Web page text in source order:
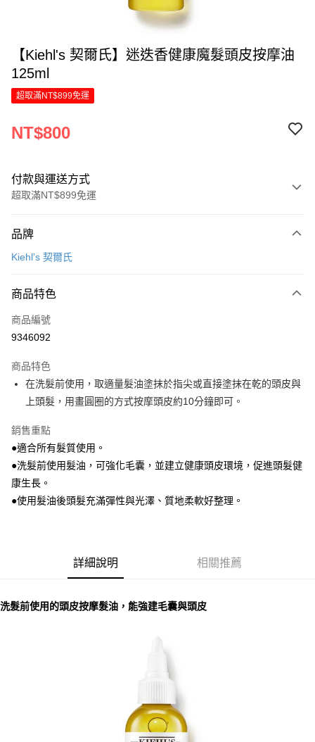
【Kiehl's 契爾氏】迷迭香健康魔髮頭皮按摩油
125ml
超取滿NT$899免運
NT$800
付款與運送方式
超取滿NT$899免運
信用卡一次付款
Apple Pay
街口支付
Google Pay
全盈+PAY
大哥付你分期
相關說明
1.本服務由台灣大哥大提供，台灣大哥大用戶可立即使用無須另外申請。
2.付款方式選擇「大哥付你分期」，訂單成立後會自動跳轉到大哥付的交易
流程，驗證手機門號後，選擇欲分期的期數、繳款截止日，確認付款後即完
成交易。
法說明評估內容。
2.透過簡訊連結打開帳單後，可選擇「超商條碼／台灣大直營門市／銀行轉
用戶於交易時，得透過本服務購買商品或服務，並由商店將買賣／分期付款
2.基於同意付款使用「大哥付你分期」之契約關係目的，商店將以您的個人
資料（包含姓名、電話或地址）提供予台灣大哥大進項蒐集、處理及利用，
由本公司與您本人進行分期帳單所需資料之確認、核對及更正。
3.完整用戶服務條款，請詳閱以下連結：https://oppay.tw/userRule
AFTEE先享後付
相關說明
【關於「AFTEE先享後付」】
３．安心：先確認商品／服務後，再付款。
１．於結帳方式選擇「AFTEE先享後付」後，將跳轉至「AFTEE先享後付」
３．收到繳費通知簡訊後14天內，點擊此簡訊中的連結，可透過四大超商／
購買商品的店家。未經商家同意取消之訂單仍視為有效，需透過AFTEE先享
※ 交易是否成功請以「AFTEE先享後付 」之結帳頁面顯示為準，若有關於
是否繳費成功／繳費後需取消欲退款等相關疑問，請聯繫「AFTEE先享後付
https://netprotections.freshdesk.com/support/home
付款後全家取貨
付款後7-11取貨
每筆NT$100，滿NT$1,000(含以上)免運費
京站台北店客服中心(1F星巴克旁) 即日起不提供京站紙袋，取件時
請自備購物袋，若需購買紙袋可現場詢問
品牌
Kiehl's 契爾氏
商品特色
商品編號
9346092
商品特色
在洗髮前使用，取適量髮油塗抹於指尖或直接塗抹在乾的頭皮與
上頭髮，用畫圓圈的方式按摩頭皮約10分鐘即可。
銷售重點
●適合所有髮質使用。
●洗髮前使用髮油，可強化毛囊，並建立健康頭皮環境，促進頭髮健
康生長。
●使用髮油後頭髮充滿彈性與光澤、質地柔軟好整理。
詳細說明 相關推薦
洗髮前使用的頭皮按摩髮油，能強建毛囊與頭皮